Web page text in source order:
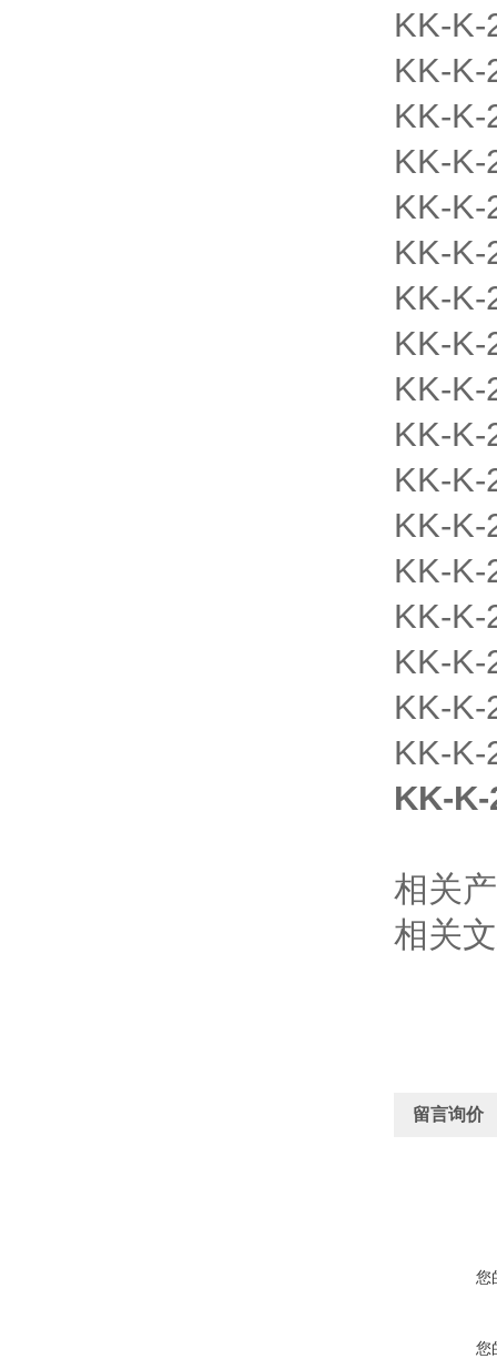
KK-K-
KK-K-
KK-K-
KK-K-
KK-K-
KK-K-
KK-K-
KK-K-
KK-K-
KK-K-
KK-K-
KK-K-
KK-K-
KK-K-
KK-K-
KK-K-
KK-K-
KK-
相关
相关
留言询价
您
您